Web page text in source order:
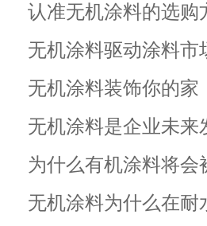
认准无机涂料的选
无机涂料驱动涂料
无机涂料装饰你的家
无机涂料是企业未
为什么有机涂料将
无机涂料为什么在